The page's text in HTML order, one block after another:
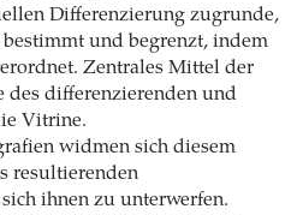
Differenzierung zugrunde,
und begrenzt, indem
Zentrales Mittel der
differenzierenden und
Vitrine.
widmen sich diesem
resultierenden
ihnen zu unterwerfen.